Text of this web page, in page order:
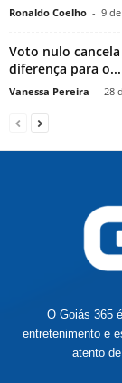
Ronaldo Coelho - 9
Voto nulo cancela
diferença para o...
Vanessa Pereira - 28
O Goiás 365
entretenimento e
atento